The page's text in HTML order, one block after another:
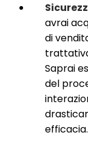
avrai
di
Saprai
del
efficacia.